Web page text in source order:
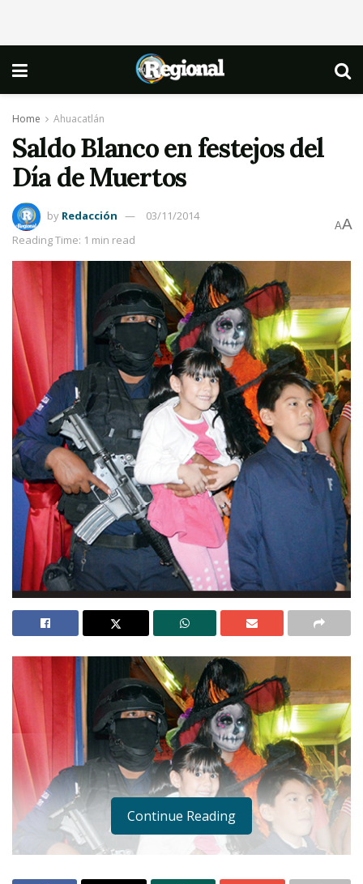
Home Ahuacatlán
Saldo Blanco en festejos del
Día de Muertos
by Redacción
03/11/2014
Reading Time: 1 min read
AA
Continue Reading